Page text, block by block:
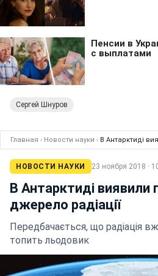
Сергей Шнуров
Главная › Новости науки › В Антарктиді
НОВОСТИ НАУКИ 23 ноября 2018 ·
В Антарктиді виявили
джерело радіації
Передбачається, що радіація
топить льодовик